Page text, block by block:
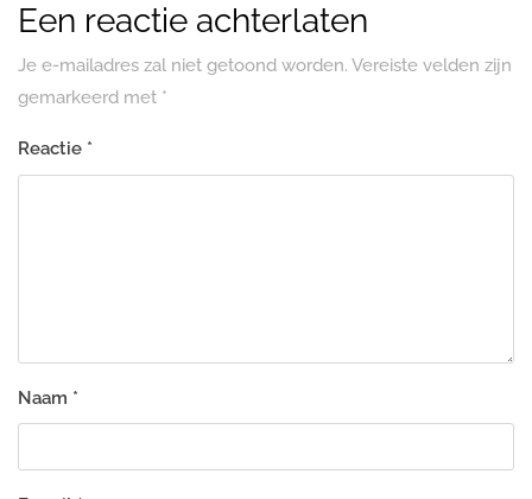
Een reactie achterlaten
Je e-mailadres zal niet getoond worden. Vereiste velden zijn
gemarkeerd met *
Reactie *
Naam *